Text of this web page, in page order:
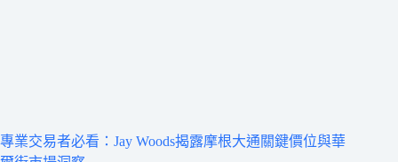
專業交易者必看：Jay Woods揭露摩根大通關鍵價位與華